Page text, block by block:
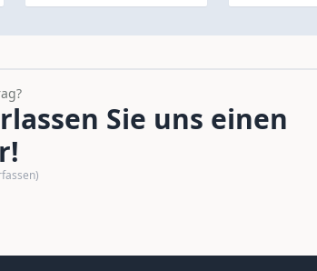
Sie uns einen